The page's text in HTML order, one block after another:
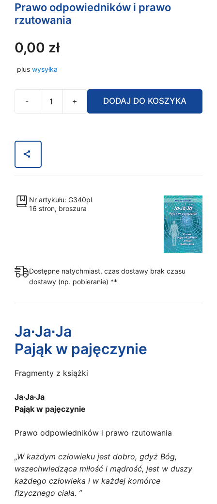
Prawo odpowiedników i prawo
rzutowania
0,00 zł
plus wysyłka
-
-
+ DODAJ DO KOSZYKA
Nr artykułu: G340pl
16 stron, broszura
Dostępne natychmiast, czas dostawy brak czasu
dostawy (np. pobieranie) **
Ja∙Ja∙Ja
Pająk w pajęczynie
Fragmenty z książki
Ja∙Ja∙Ja
Pająk w pajęczynie
Prawo odpowiedników i prawo rzutowania
„W każdym człowieku jest dobro, gdyż Bóg,
wszechwiedząca miłość i mądrość, jest w duszy
każdego człowieka i w każdej komórce
fizycznego ciała. ”